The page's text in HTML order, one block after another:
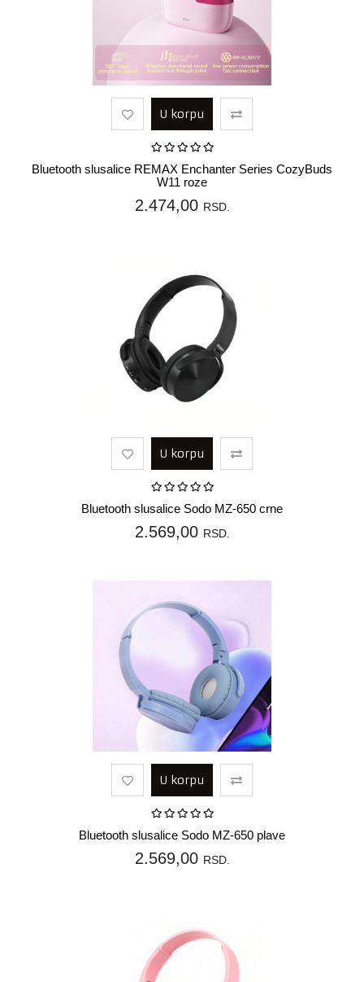
U korpu
Bluetooth slusalice REMAX Enchanter Series CozyBuds
W11 roze
2.474,00 RSD.
U korpu
Bluetooth slusalice Sodo MZ-650 crne
2.569,00 RSD.
U korpu
Bluetooth slusalice Sodo MZ-650 plave
2.569,00 RSD.